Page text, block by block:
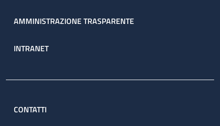
AMMINISTRAZIONE TRASPARENTE
INTRANET
CONTATTI